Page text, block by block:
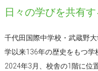
日々の学びを共有
千代田国際中学校・武蔵野
学以来136年の歴史をもつ学
2024年3月、校舎の1階に位